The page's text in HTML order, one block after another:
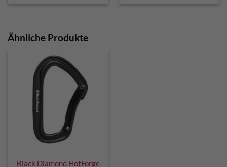
Ähnliche Produkte
Black Diamond HotForge